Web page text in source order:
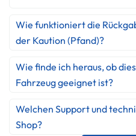
Wie funktioniert die
der Kaution (Pfand)?
Wie finde ich heraus, ob
Fahrzeug geeignet ist?
Welchen Support und
Shop?